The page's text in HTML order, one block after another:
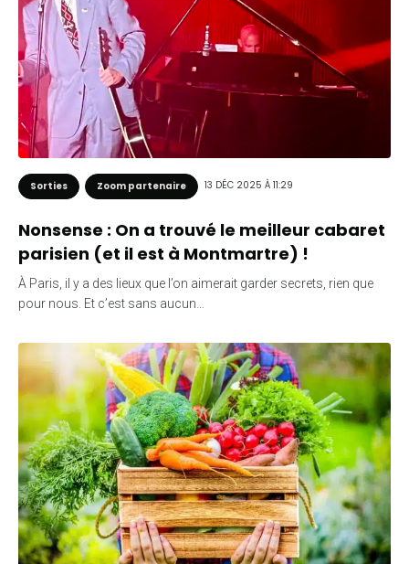
Sorties Zoom partenaire 13 DÉC 2025 À 11:29
Nonsense : On a trouvé le meilleur cabaret
parisien (et il est à Montmartre) !
À Paris, il y a des lieux que l’on aimerait garder secrets, rien que
pour nous. Et c’est sans aucun…